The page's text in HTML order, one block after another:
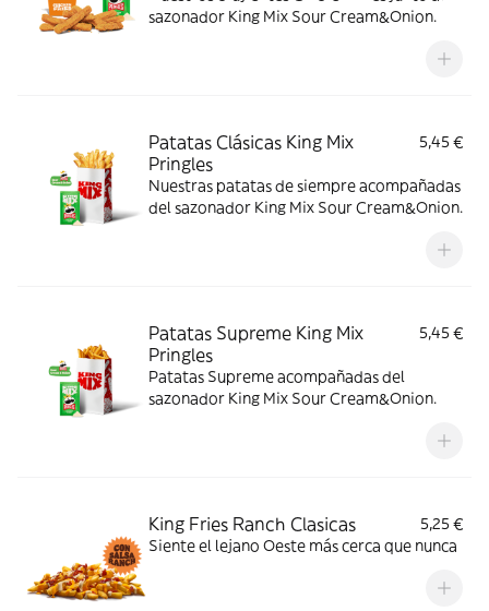
sazonador King Mix Sour Cream&Onion.
Patatas Clásicas King Mix
Pringles
5,45 €
Nuestras patatas de siempre acompañadas
del sazonador King Mix Sour Cream&Onion.
Patatas Supreme King Mix
Pringles
5,45 €
Patatas Supreme acompañadas del
sazonador King Mix Sour Cream&Onion.
King Fries Ranch Clasicas
5,25 €
Siente el lejano Oeste más cerca que nunca